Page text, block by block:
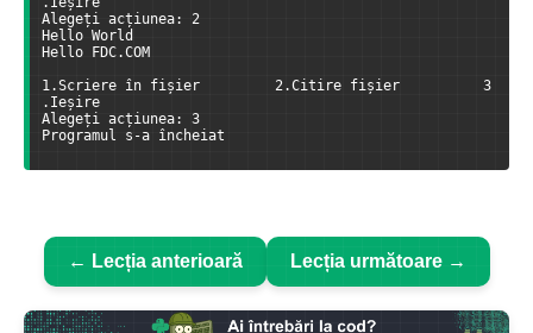
Alegeți acțiunea: 2
Hello World
Hello FDC.COM
1.Scriere în fișier         2.Citire fișier          3
.Ieșire
Alegeți acțiunea: 3
Programul s-a încheiat
← Lecția anterioară Lecția următoare →